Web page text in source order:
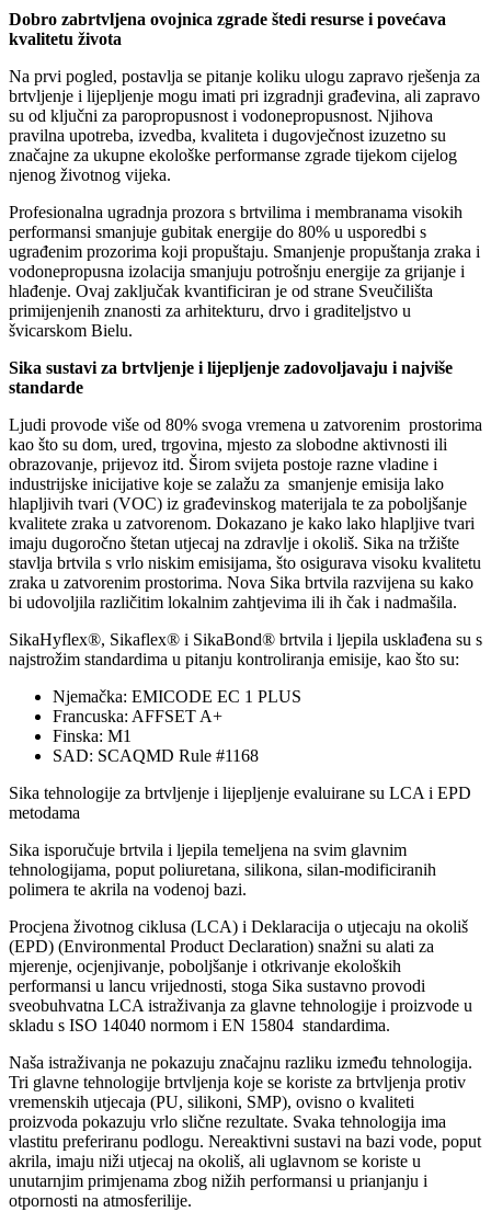
Dobro zabrtvljena ovojnica zgrade štedi resurse i povećava
kvalitetu života
Na prvi pogled, postavlja se pitanje koliku ulogu zapravo rješenja za
brtvljenje i lijepljenje mogu imati pri izgradnji građevina, ali zapravo
su od ključni za paropropusnost i vodo­nepropusnost. Njihova
pravilna upotreba, izvedba, kvaliteta i dugovječnost izuzetno su
značajne za ukupne ekološke performanse zgrade tijekom cijelog
njenog životnog vijeka.
Profesionalna ugradnja prozora s brtvilima i membranama visokih
performansi smanjuje gubitak energije do 80% u usporedbi s
ugrađenim prozorima koji propuštaju. Smanjenje propuštanja zraka i
vodonepropusna izolacija smanjuju potrošnju energije za grijanje i
hlađenje. Ovaj zaključak kvantificiran je od strane Sveučilišta
primijenjenih znanosti za arhitekturu, drvo i graditeljstvo u
švicarskom Bielu.
Sika sustavi za brtvljenje i lijepljenje zadovoljavaju i najviše
standarde
Ljudi provode više od 80% svoga vremena u zatvorenim prostorima
kao što su dom, ured, trgovina, mjesto za slobodne aktivnosti ili
obrazovanje, prijevoz itd. Širom svijeta postoje razne vladine i
industrijske inicijative koje se zalažu za smanjenje emisija lako
hlapljivih tvari (VOC) iz građevinskog materijala te za poboljšanje
kvalitete zraka u zatvorenom. Dokazano je kako lako hlapljive tvari
imaju dugoročno štetan utjecaj na zdravlje i okoliš. Sika na tržište
stavlja brtvila s vrlo niskim emisijama, što osigurava visoku kvalitetu
zraka u zatvorenim prostorima. Nova Sika brtvila razvijena su kako
bi udovoljila različitim lokalnim zahtjevima ili ih čak i nadmašila.
SikaHyflex®, Sikaflex® i SikaBond® brtvila i ljepila usklađena su s
najstrožim standardima u pitanju kontroliranja emisije, kao što su:
Njemačka: EMICODE EC 1 PLUS
Francuska: AFFSET A+
Finska: M1
SAD: SCAQMD Rule #1168
Sika tehnologije za brtvljenje i lijepljenje evaluirane su LCA i EPD
metodama
Sika isporučuje brtvila i ljepila temeljena na svim glavnim
tehnologijama, poput poliuretana, silikona, silan-modificiranih
polimera te akrila na vodenoj bazi.
Procjena životnog ciklusa (LCA) i Deklaracija o utjecaju na okoliš
(EPD) (Environmental Product Declaration) snažni su alati za
mjerenje, ocjenjivanje, poboljšanje i otkrivanje ekoloških
performansi u lancu vrijednosti, stoga Sika sustavno provodi
sveobuhvatna LCA istraživanja za glavne tehnologije i proizvode u
skladu s ISO 14040 normom i EN 15804 standardima.
Naša istraživanja ne pokazuju značajnu razliku između tehnologija.
Tri glavne tehnologije brtvljenja koje se koriste za brtvljenja protiv
vremenskih utjecaja (PU, silikoni, SMP), ovisno o kvaliteti
proizvoda pokazuju vrlo slične rezultate. Svaka tehnologija ima
vlastitu preferiranu podlogu. Nereaktivni sustavi na bazi vode, poput
akrila, imaju niži utjecaj na okoliš, ali uglavnom se koriste u
unutarnjim primjenama zbog nižih performansi u prianjanju i
otpornosti na atmosferilije.